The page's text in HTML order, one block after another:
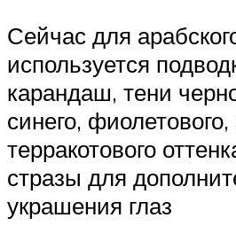
Сейчас для
используется
карандаш, тени
синего, фиолетового,
терракотового
стразы для
украшения глаз